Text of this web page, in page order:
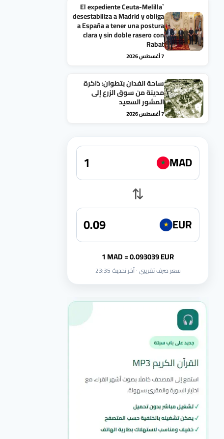
`El expediente Ceuta-Melilla
desestabiliza a Madrid y obliga
a España a tener una postura
clara y sin doble rasero con
Rabat
7 أغسطس 2026
ساحة الفدان بتطوان: ذاكرة
مدينة من سوق الزرع إلى
المشور السعيد
7 أغسطس 2026
★ MAD
⇅
★ EUR
1 MAD = 0.093039 EUR
سعر صرف تقريبي · آخر تحديث 23:35